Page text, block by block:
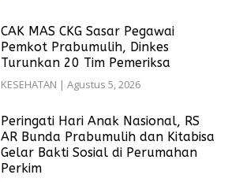
CAK MAS CKG Sasar Pegawai
Pemkot Prabumulih, Dinkes
Turunkan 20 Tim Pemeriksa
KESEHATAN | Agustus 5, 2026
Peringati Hari Anak Nasional, RS
AR Bunda Prabumulih dan Kitabisa
Gelar Bakti Sosial di Perumahan
Perkim